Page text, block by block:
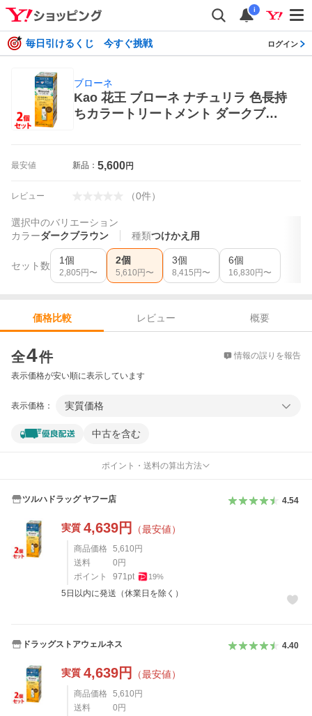
i
毎日引けるくじ 今すぐ挑戦 ログイン
ブローネ
Kao 花王 ブローネ ナチュリラ 色長持
ちカラートリートメント ダークブラ
最安値 新品： 5,600円
レビュー （0件）
選択中のバリエーション
カラーダークブラウン 種類つけかえ用
セット数 1個
2,805 円〜
2個
5,610 円〜
3個
8,415 円〜
6個
16,830 円〜
価格比較 レビュー
概要
全4件 情報の誤りを報告
表示価格が安い順に表示しています
表示価格： 実質価格
中古を含む
ポイント・送料の算出方法
ツルハドラッグ ヤフー店 4.54
実質 4,639円 （最安値）
商品価格 5,610 円
送料
0 円
ポイント
971pt 19%
5日以内に発送（休業日を除く）
ドラッグストアウェルネス 4.40
実質 4,639円 （最安値）
商品価格 5,610 円
送料
0 円